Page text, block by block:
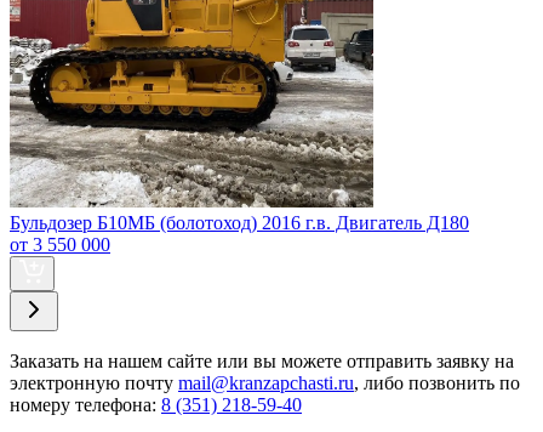
Бульдозер Б10МБ (болотоход) 2016 г.в. Двигатель Д180
от 3 550 000
Заказать на нашем сайте или вы можете отправить заявку на
электронную почту mail@kranzapchasti.ru, либо позвонить по
номеру телефона: 8 (351) 218-59-40